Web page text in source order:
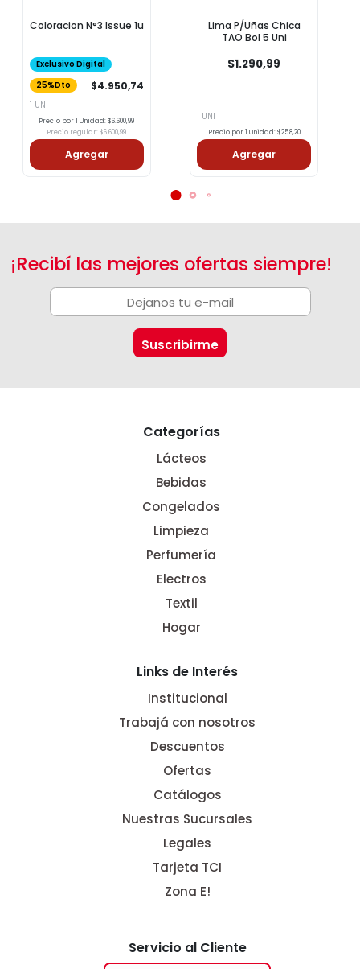
Coloracion N°3 Issue 1u
Exclusivo Digital
25%Dto
$4.950,74
1 UNI
Precio por 1 Unidad: $6.600,99
Precio regular: $6.600,99
Agregar
Lima P/Uñas Chica
TAO Bol 5 Uni
$1.290,99
1 UNI
Precio por 1 Unidad: $258,20
Agregar
¡Recibí las mejores ofertas siempre!
Categorías
Lácteos
Bebidas
Congelados
Limpieza
Perfumería
Electros
Textil
Hogar
Links de Interés
Institucional
Trabajá con nosotros
Descuentos
Ofertas
Catálogos
Nuestras Sucursales
Legales
Tarjeta TCI
Zona E!
Servicio al Cliente